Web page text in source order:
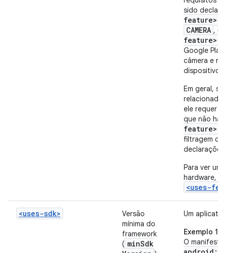
sido
feature>
CAMERA ,
feature>
Google
câmera e
dispositivos
Em geral,
ele requer
que não
feature>
filtragem
declarações
Para ver
hardware,
<uses-
<uses-sdk>
Versão
mínima do
framework
( minSdk
Um
Exemplo 1
O